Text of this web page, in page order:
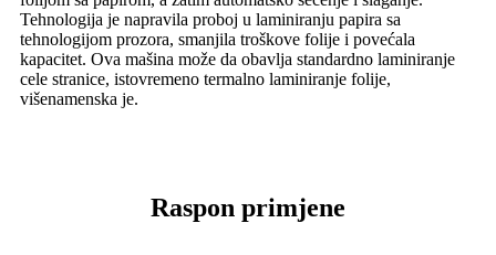
Tehnologija je napravila proboj u laminiranju papira sa
tehnologijom prozora, smanjila troškove folije i povećala
kapacitet. Ova mašina može da obavlja standardno laminiranje
cele stranice, istovremeno termalno laminiranje folije,
višenamenska je.
Raspon primjene